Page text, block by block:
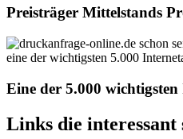
Preisträger Mittelstands
Eine der 5.000 wichtigsten
Links die interessant